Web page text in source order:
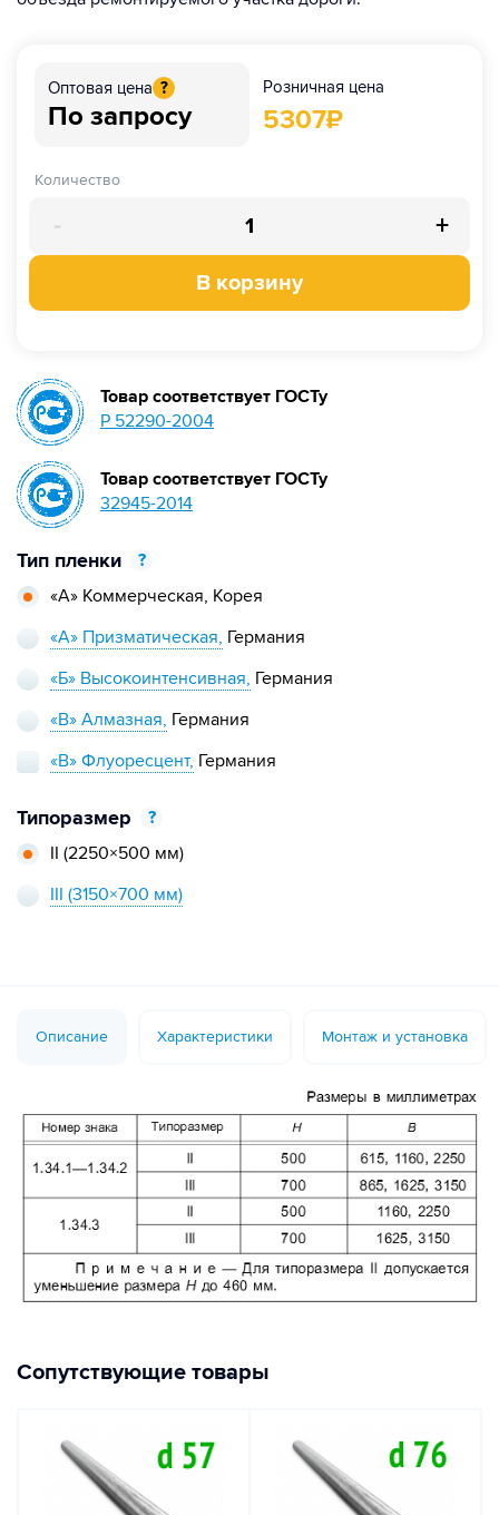
Оптовая цена ?
По запросу
Розничная цена
5307₽
Количество
- +
В корзину
Тип пленки
?
«А» Коммерческая, Корея
«А» Призматическая, Германия
«Б» Высокоинтенсивная, Германия
«В» Алмазная, Германия
«В» Флуоресцент, Германия
Типоразмер
?
II (2250×500 мм)
III (3150×700 мм)
Товар соответствует ГОСТу
Р 52290-2004
Товар соответствует ГОСТу
32945-2014
Описание Характеристики Монтаж и установка
Сопутствующие товары